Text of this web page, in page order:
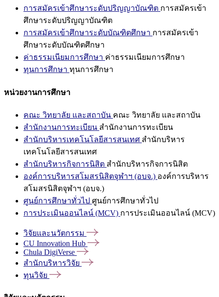
การสมัครเข้าศึกษาระดับปริญญาบัณฑิต การสมัครเข้า
ศึกษาระดับปริญญาบัณฑิต
การสมัครเข้าศึกษาระดับบัณฑิตศึกษา การสมัครเข้า
ศึกษาระดับบัณฑิตศึกษา
ค่าธรรมเนียมการศึกษา ค่าธรรมเนียมการศึกษา
ทุนการศึกษา ทุนการศึกษา
หน่วยงานการศึกษา
คณะ วิทยาลัย และสถาบัน คณะ วิทยาลัย และสถาบัน
สำนักงานการทะเบียน สำนักงานการทะเบียน
สำนักบริหารเทคโนโลยีสารสนเทศ สำนักบริหาร
เทคโนโลยีสารสนเทศ
สำนักบริหารกิจการนิสิต สำนักบริหารกิจการนิสิต
องค์การบริหารสโมสรนิสิตจุฬาฯ (อบจ.) องค์การบริหาร
สโมสรนิสิตจุฬาฯ (อบจ.)
ศูนย์การศึกษาทั่วไป ศูนย์การศึกษาทั่วไป
การประเมินออนไลน์ (MCV) การประเมินออนไลน์ (MCV)
วิจัยและนวัตกรรม
CU Innovation Hub
Chula DigiVerse
สำนักบริหารวิจัย
ทุนวิจัย